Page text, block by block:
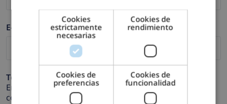
E-mail *
Teléfono *
En caso de que su dirección de e-mail no funcione
correctamente.
CATALAN
ITALIAN
DANISH
Cookies
estrictamente
necesarias
Cookies de
rendimiento
Cookies de
preferencias
Cookies de
funcionalidad